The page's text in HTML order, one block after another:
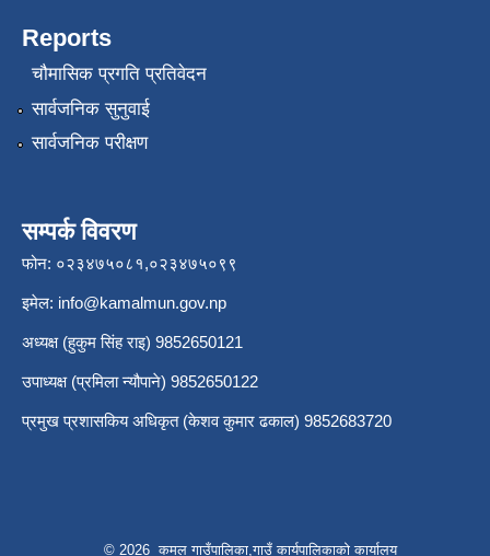
Reports
चौमासिक प्रगति प्रतिवेदन
सार्वजनिक सुनुवाई
सार्वजनिक परीक्षण
सम्पर्क विवरण
फोन: ०२३४७५०८१,०२३४७५०९९
इमेल: info@kamalmun.gov.np
अध्यक्ष (हुकुम सिंह राइ) 9852650121
उपाध्यक्ष (प्रमिला न्यौपाने) 9852650122
प्रमुख प्रशासकिय अधिकृत (केशव कुमार ढकाल) 9852683720
© 2026 कमल गाउँपालिका,गाउँ कार्यपालिकाको कार्यालय